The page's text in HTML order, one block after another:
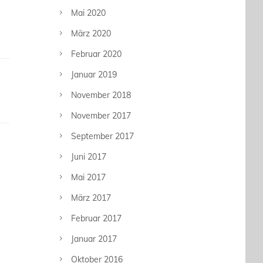
Mai 2020
März 2020
Februar 2020
Januar 2019
November 2018
November 2017
September 2017
Juni 2017
Mai 2017
März 2017
Februar 2017
Januar 2017
Oktober 2016